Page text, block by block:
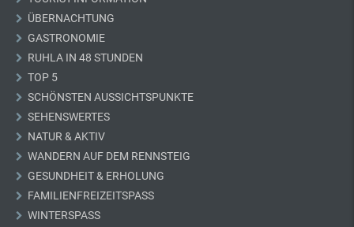
ÜBERNACHTUNG
GASTRONOMIE
RUHLA IN 48 STUNDEN
TOP 5
SCHÖNSTEN AUSSICHTSPUNKTE
SEHENSWERTES
NATUR & AKTIV
WANDERN AUF DEM RENNSTEIG
GESUNDHEIT & ERHOLUNG
FAMILIENFREIZEITSPASS
WINTERSPASS